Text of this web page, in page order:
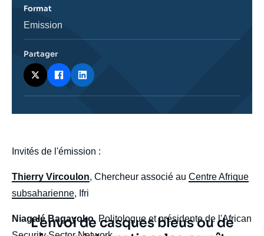
body
Invités de l'émission :
Thierry Vircoulon, Chercheur associé au Centre Afrique
subsaharienne, Ifri
Niagalé Bagayoko, Politologue et présidente de l'African
Texte
L’envoi de casques bleus ou de
Format
Catégorie
Emission
Partager